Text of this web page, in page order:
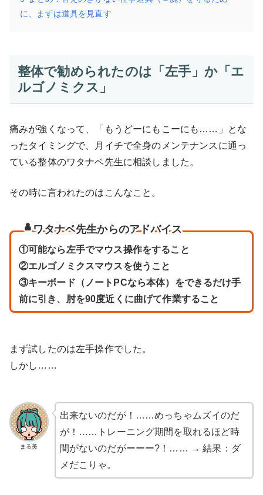
に、まずは道具を見直す
整体で勧められたのは「左手」か「エ
ルゴノミクス」
痛みが強くなって、「もうどーにもこーにも……」とな
ったタイミングで、月イチで全身のメンテナンスに通っ
ている整体のワタナベ先生に相談しました。
その時に言われたのはこんなこと。
ワタナベ先生からのアドバイス
①可能なら左手でマウス操作をすること
②エルゴノミクスマウスを使うこと
③キーボード（ノートPCなら本体）をできるだけ手
前に引き、肘を90度近くに曲げて作業すること
まず試したのは左手操作でした。
しかし……
まる美
出来ないのだが！……めっちゃムズイのだ
が！……トレーニング期間を取れるほど時
間がないのだがーーー?！…… → 結果：ダ
メだこりゃ。